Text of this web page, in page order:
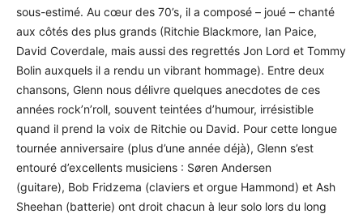
sous-estimé. Au cœur des 70’s, il a composé – joué – chanté
aux côtés des plus grands (Ritchie Blackmore, Ian Paice,
David Coverdale, mais aussi des regrettés Jon Lord et Tommy
Bolin auxquels il a rendu un vibrant hommage). Entre deux
chansons, Glenn nous délivre quelques anecdotes de ces
années rock’n’roll, souvent teintées d’humour, irrésistible
quand il prend la voix de Ritchie ou David. Pour cette longue
tournée anniversaire (plus d’une année déjà), Glenn s’est
entouré d’excellents musiciens : Søren Andersen
(guitare), Bob Fridzema (claviers et orgue Hammond) et Ash
Sheehan (batterie) ont droit chacun à leur solo lors du long